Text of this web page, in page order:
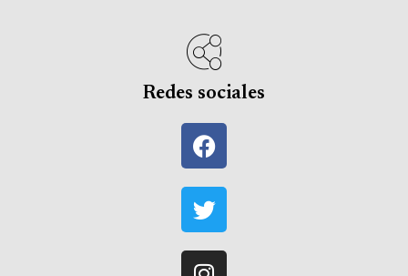
Redes sociales